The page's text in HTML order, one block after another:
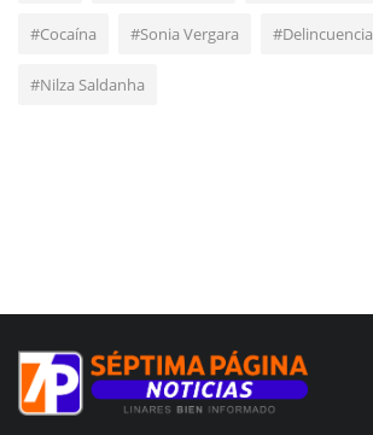
#Cocaína #Sonia Vergara #Delincuencia
#Nilza Saldanha